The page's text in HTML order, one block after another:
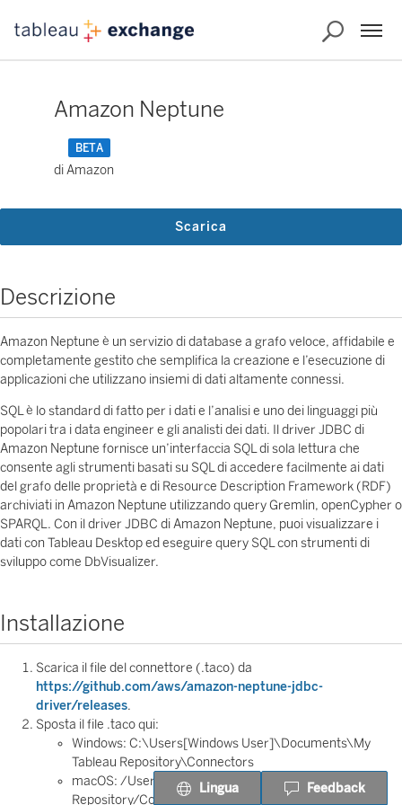
Amazon Neptune
BETA
di Amazon
Scarica
Descrizione
Amazon Neptune è un servizio di database a grafo veloce, affidabile e
completamente gestito che semplifica la creazione e l’esecuzione di
applicazioni che utilizzano insiemi di dati altamente connessi.
SQL è lo standard di fatto per i dati e l’analisi e uno dei linguaggi più
popolari tra i data engineer e gli analisti dei dati. Il driver JDBC di
Amazon Neptune fornisce un’interfaccia SQL di sola lettura che
consente agli strumenti basati su SQL di accedere facilmente ai dati
del grafo delle proprietà e di Resource Description Framework (RDF)
archiviati in Amazon Neptune utilizzando query Gremlin, openCypher o
SPARQL. Con il driver JDBC di Amazon Neptune, puoi visualizzare i
dati con Tableau Desktop ed eseguire query SQL con strumenti di
sviluppo come DbVisualizer.
Installazione
Scarica il file del connettore (.taco) da
https://github.com/aws/amazon-neptune-jdbc-
driver/releases.
Sposta il file .taco qui:
Windows: C:\Users[Windows User]\Documents\My
Tableau Repository\Connectors
macOS: /Users/[user]/Documents/My Tableau
Repository/Connectors
Lingua Feedback